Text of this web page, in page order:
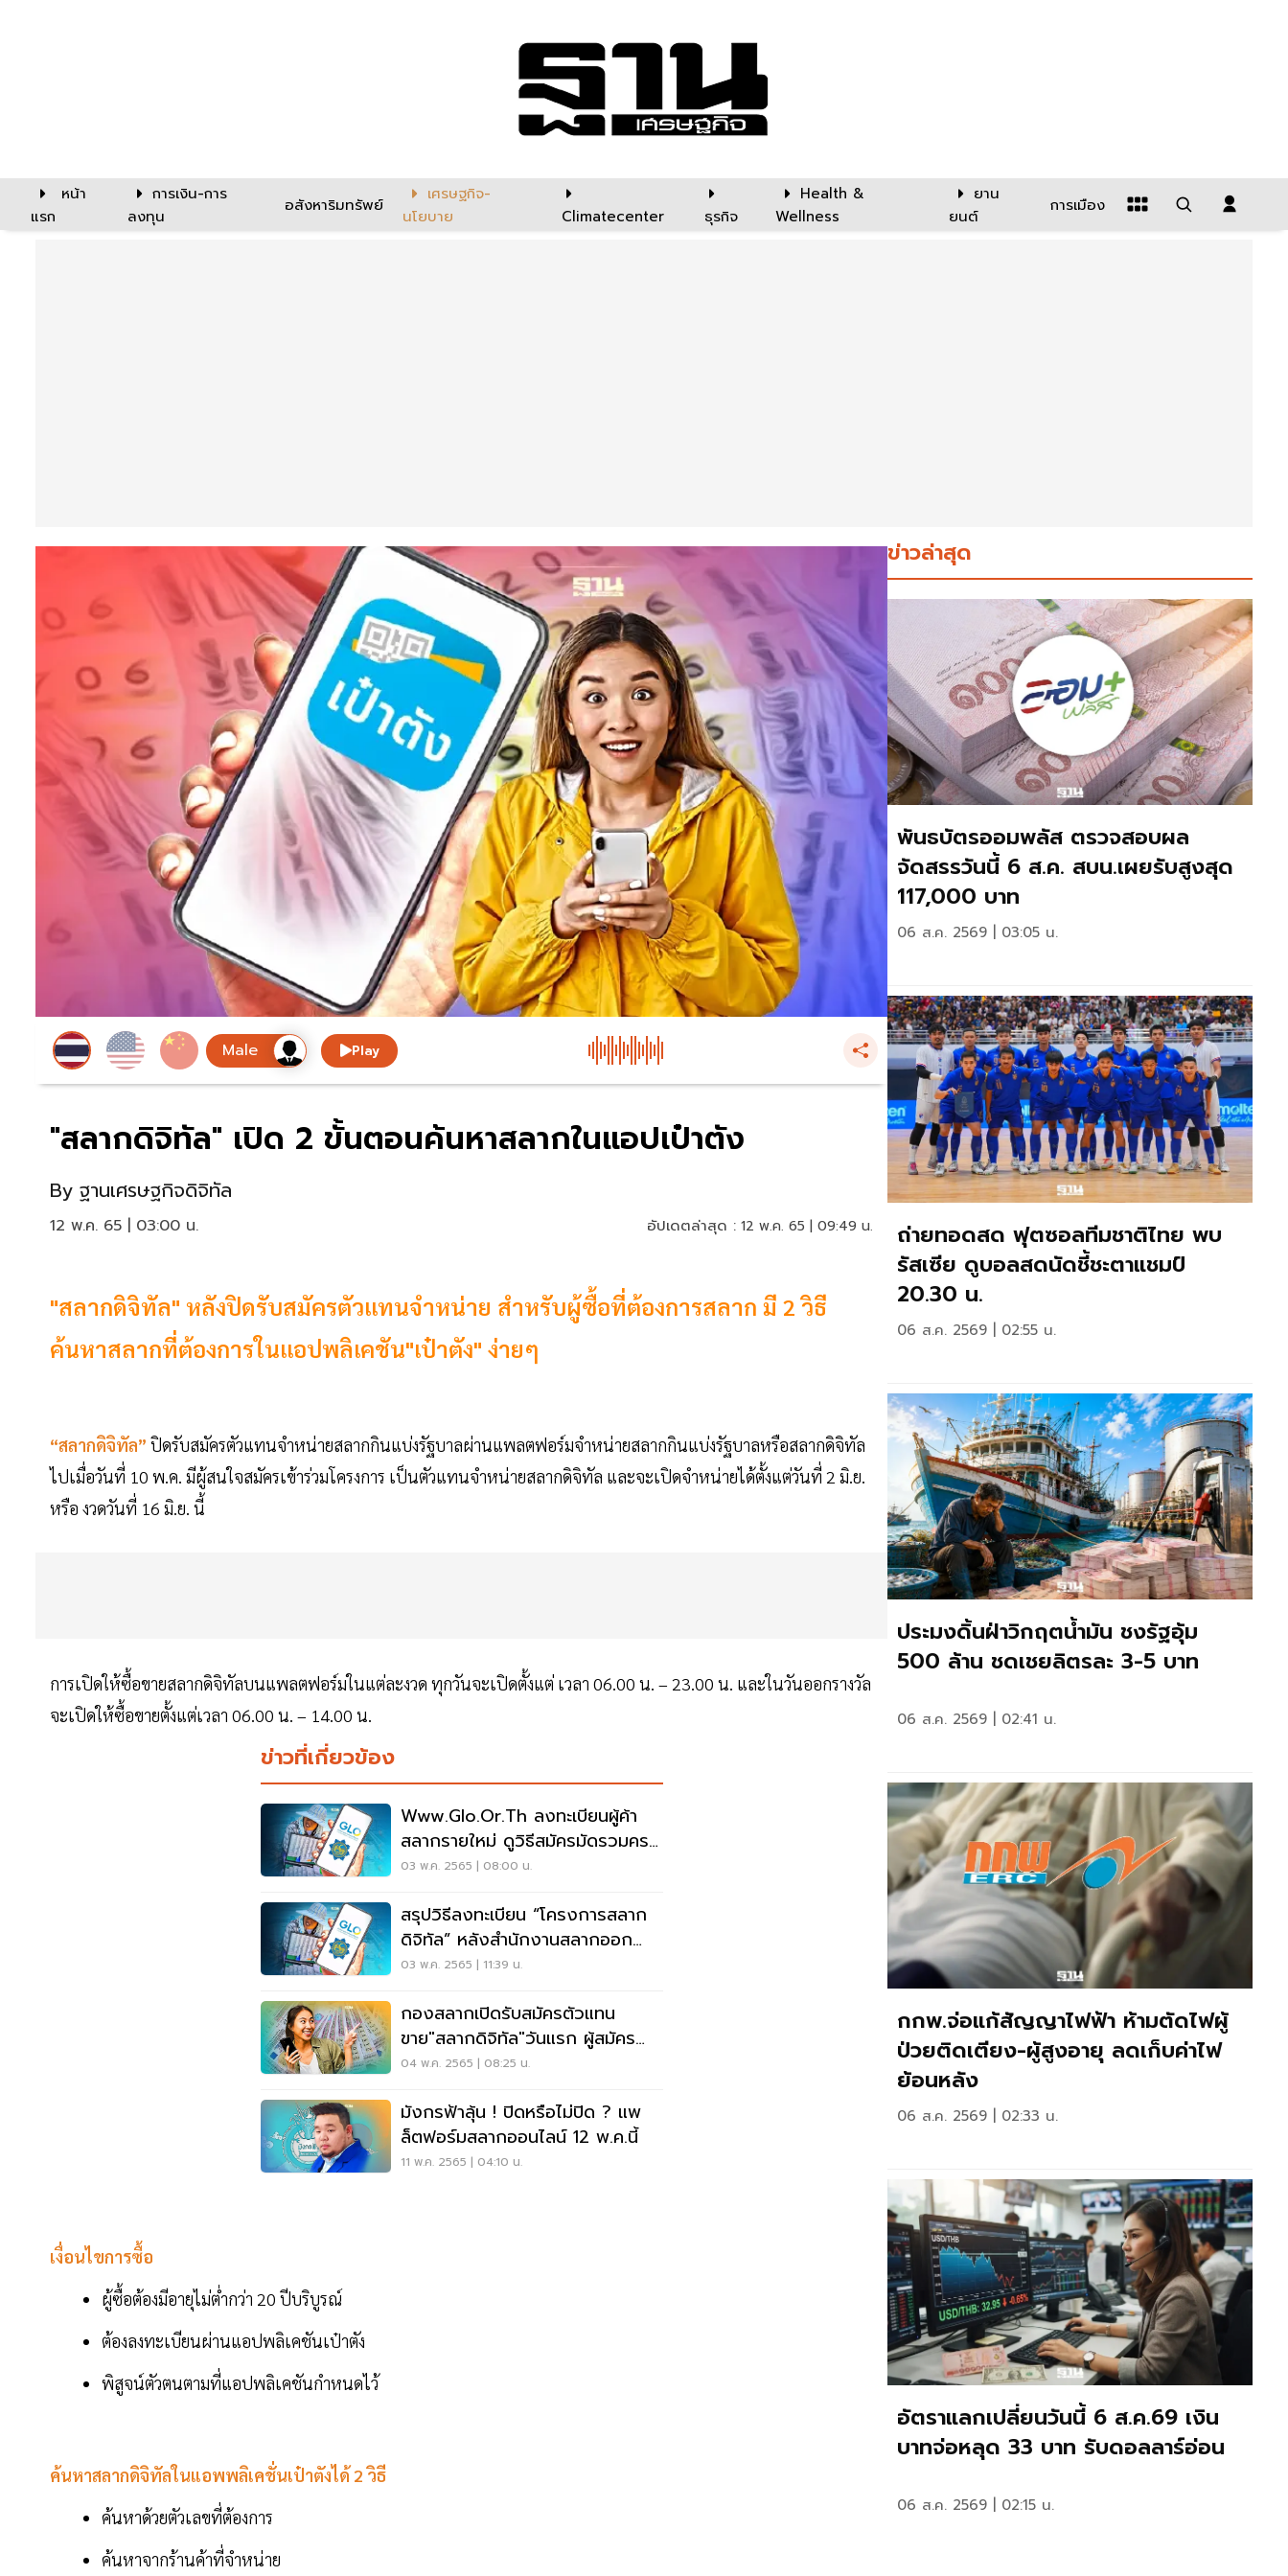
หน้า
แรก
การเงิน-การ
ลงทุน
อสังหาริมทรัพย์
เศรษฐกิจ-
นโยบาย
Climatecenter ธุรกิจ
Health &
Wellness
ยาน
ยนต์
การเมือง
Play
"สลากดิจิทัล" เปิด 2 ขั้นตอนค้นหาสลากในแอปเป๋าตัง
By ฐานเศรษฐกิจดิจิทัล
12 พ.ค. 65 | 03:00 น. อัปเดตล่าสุด : 12 พ.ค. 65 | 09:49 น.
"สลากดิจิทัล" หลังปิดรับสมัครตัวเเทนจำหน่าย สำหรับผู้ซื้อที่ต้องการสลาก มี 2 วิธี
ค้นหาสลากที่ต้องการในแอปพลิเคชัน"เป๋าตัง" ง่ายๆ
“สลากดิจิทัล” ปิดรับสมัครตัวแทนจำหน่ายสลากกินแบ่งรัฐบาลผ่านแพลตฟอร์มจำหน่ายสลากกินแบ่งรัฐบาลหรือสลากดิจิทัล
ไปเมื่อวันที่ 10 พ.ค. มีผู้สนใจสมัครเข้าร่วมโครงการ เป็นตัวแทนจำหน่ายสลากดิจิทัล และจะเปิดจำหน่ายได้ตั้งแต่วันที่ 2 มิ.ย.
หรือ งวดวันที่ 16 มิ.ย. นี้
การเปิดให้ซื้อขายสลากดิจิทัลบนแพลตฟอร์มในแต่ละงวด ทุกวันจะเปิดตั้งแต่ เวลา 06.00 น. – 23.00 น. และในวันออกรางวัล
จะเปิดให้ซื้อขายตั้งแต่เวลา 06.00 น. – 14.00 น.
ข่าวที่เกี่ยวข้อง
Www.glo.or.th ลงทะเบียนผู้ค้า
สลากรายใหม่ ดูวิธีสมัครมัดรวมครบ
จบที่นี่
03 พ.ค. 2565 | 08:00 น.
สรุปวิธีลงทะเบียน “โครงการสลาก
ดิจิทัล” หลังสำนักงานสลากออก
ประกาศทางการ
03 พ.ค. 2565 | 11:39 น.
กองสลากเปิดรับสมัครตัวแทน
ขาย"สลากดิจิทัล"วันแรก ผู้สมัคร
เฉียด 3,000 ราย
04 พ.ค. 2565 | 08:25 น.
มังกรฟ้าลุ้น ! ปิดหรือไม่ปิด ? แพ
ล็ตฟอร์มสลากออนไลน์ 12 พ.ค.นี้
11 พ.ค. 2565 | 04:10 น.
เงื่อนไขการซื้อ
ผู้ซื้อต้องมีอายุไม่ต่ำกว่า 20 ปีบริบูรณ์
ต้องลงทะเบียนผ่านแอปพลิเคชันเป๋าตัง
พิสูจน์ตัวตนตามที่แอปพลิเคชันกำหนดไว้
ค้นหาสลากดิจิทัลในแอพพลิเคชั่นเป๋าตังได้ 2 วิธี
ค้นหาด้วยตัวเลขที่ต้องการ
ค้นหาจากร้านค้าที่จำหน่าย
ข่าวล่าสุด
พันธบัตรออมพลัส ตรวจสอบผล
จัดสรรวันนี้ 6 ส.ค. สบน.เผยรับสูงสุด
117,000 บาท
06 ส.ค. 2569 | 03:05 น.
ถ่ายทอดสด ฟุตซอลทีมชาติไทย พบ
รัสเซีย ดูบอลสดนัดชี้ชะตาแชมป์
20.30 น.
06 ส.ค. 2569 | 02:55 น.
ประมงดิ้นฝ่าวิกฤตน้ำมัน ชงรัฐอุ้ม
500 ล้าน ชดเชยลิตรละ 3-5 บาท
06 ส.ค. 2569 | 02:41 น.
กกพ.จ่อแก้สัญญาไฟฟ้า ห้ามตัดไฟผู้
ป่วยติดเตียง-ผู้สูงอายุ ลดเก็บค่าไฟ
ย้อนหลัง
06 ส.ค. 2569 | 02:33 น.
อัตราแลกเปลี่ยนวันนี้ 6 ส.ค.69 เงิน
บาทจ่อหลุด 33 บาท รับดอลลาร์อ่อน
06 ส.ค. 2569 | 02:15 น.